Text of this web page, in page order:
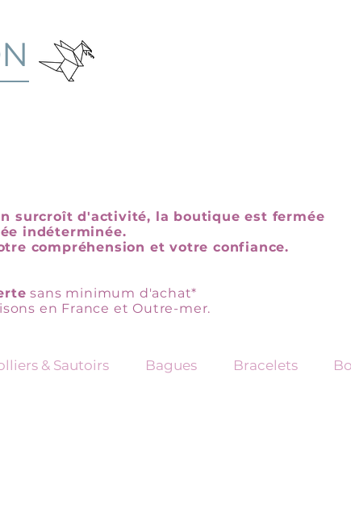
surcroît d'activité, la boutique est fermée
indéterminée.
compréhension et votre confiance.
sans minimum d'achat*
en France et Outre-mer.
& Sautoirs Bagues Bracelets